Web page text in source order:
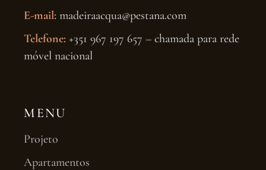
E-mail: madeiraacqua@pestana.com
Telefone: +351 967 197 657 – chamada para rede
móvel nacional
MENU
Projeto
Apartamentos